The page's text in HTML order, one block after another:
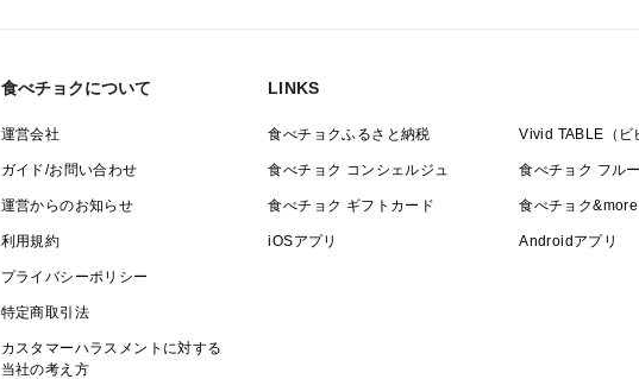
食べチョクについて
運営会社
ガイド/お問い合わせ
運営からのお知らせ
利用規約
プライバシーポリシー
特定商取引法
カスタマーハラスメントに対する
当社の考え方
LINKS
食べチョクふるさと納税 Vivid TABLE（ビ
食べチョク コンシェルジュ 食べチョク フル
食べチョク ギフトカード 食べチョク&more
iOSアプリ Androidアプリ